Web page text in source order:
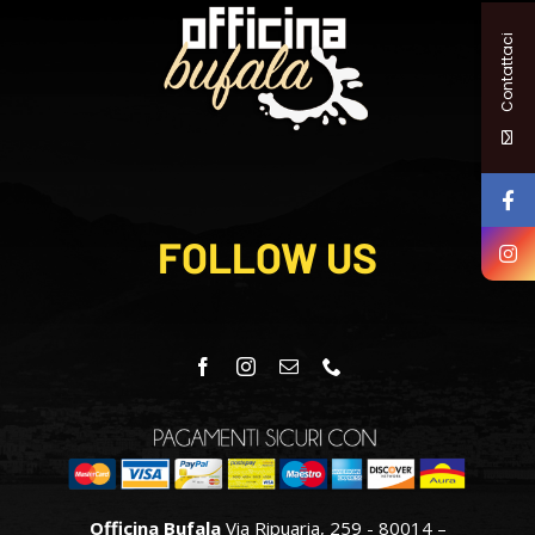
FOLLOW US
Officina BufalaVia Ripuaria, 259 - 80014 –
Contattaci